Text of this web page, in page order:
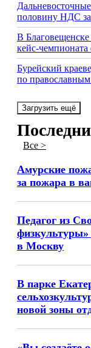
половину НДС за
В Благовещенске
кейс-
Бурейский
по
Загрузить ещё
Все >
Амурские
за пожара в
Педагог из
в Москву
В парке
новой зоны